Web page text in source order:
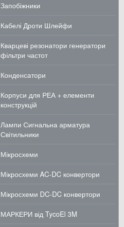
Запобіжники
Кабелі Дроти Шлейфи
Кварцеві резонатори генератори
фільтри частот
Конденсатори
Корпуси для РЕА + елементи
конструкцій
Лампи Сигнальна арматура
Світильники
Мікросхеми
Мікросхеми AC-DC конвертори
Мікросхеми DC-DC конвертори
МАРКЕРИ від TycoEl 3M